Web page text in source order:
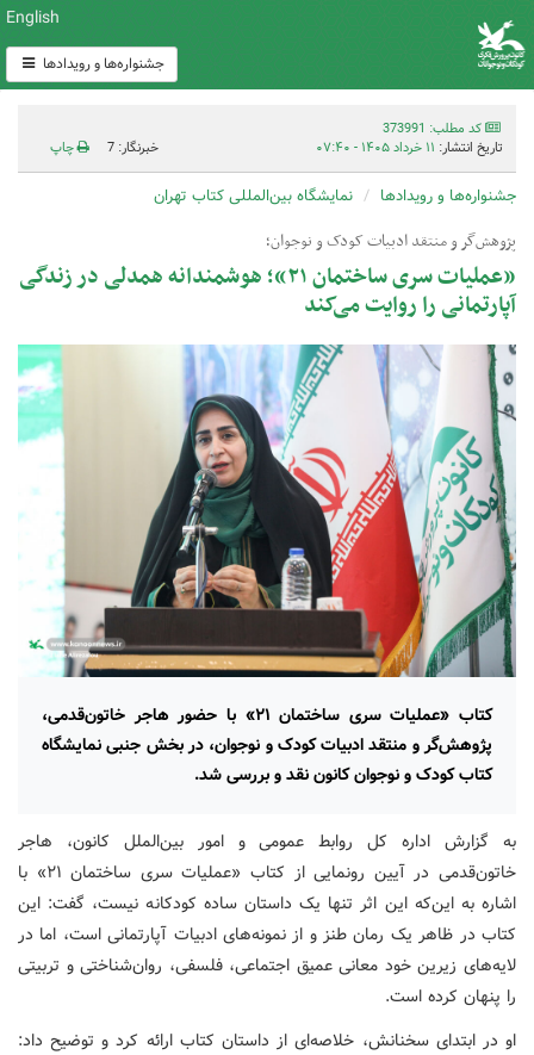
English
جشنواره‌ها و رویدادها
کد مطلب: 373991
تاریخ انتشار: ۱۱ خرداد ۱۴۰۵ - ۰۷:۴۰ خبرنگار: 7 چاپ
جشنواره‌ها و رویدادها نمایشگاه بین‌المللی کتاب تهران
پژوهش‌گر و منتقد ادبیات کودک و نوجوان؛
«عملیات سری ساختمان ۲۱»؛ هوشمندانه همدلی در زندگی
آپارتمانی را روایت می‌کند
کتاب «عملیات سری ساختمان ۲۱» با حضور هاجر خاتون‌قدمی،
پژوهش‌گر و منتقد ادبیات کودک و نوجوان، در بخش جنبی نمایشگاه
کتاب کودک و نوجوان کانون نقد و بررسی شد.
به گزارش اداره کل روابط عمومی و امور بین‌الملل کانون، هاجر
خاتون‌قدمی در آیین رونمایی از کتاب «عملیات سری ساختمان ۲۱» با
اشاره به این‌که این اثر تنها یک داستان ساده کودکانه نیست، گفت: این
کتاب در ظاهر یک رمان طنز و از نمونه‌های ادبیات آپارتمانی است، اما در
لایه‌های زیرین خود معانی عمیق اجتماعی، فلسفی، روان‌شناختی و تربیتی
را پنهان کرده است.
او در ابتدای سخنانش، خلاصه‌ای از داستان کتاب ارائه کرد و توضیح داد: